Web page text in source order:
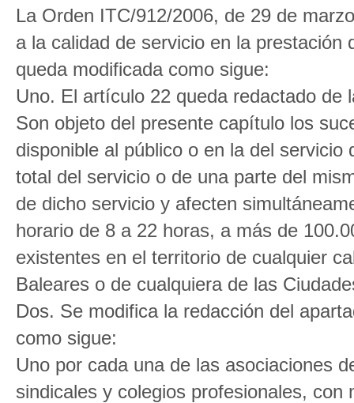
La Orden ITC/912/2006, de 29 de
a la calidad de servicio en la
queda modificada como sigue:
Uno. El artículo 22 queda redactado de
Son objeto del presente capítulo los
disponible al público o en la del
total del servicio o de una parte del
de dicho servicio y afecten
horario de 8 a 22 horas, a más de
existentes en el territorio de cualquier
Baleares o de cualquiera de las
Dos. Se modifica la redacción del
como sigue:
Uno por cada una de las asociaciones
sindicales y colegios profesionales,